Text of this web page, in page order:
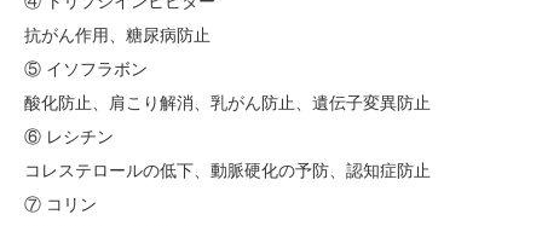
抗がん作用、糖尿病防止
⑤ イソフラボン
酸化防止、肩こり解消、乳がん防止、遺伝子変異防止
⑥ レシチン
コレステロールの低下、動脈硬化の予防、認知症防止
⑦ コリン